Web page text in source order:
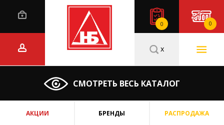
0 0
СМОТРЕТЬ ВЕСЬ КАТАЛОГ
x
АКЦИИ БРЕНДЫ РАСПРОДАЖА